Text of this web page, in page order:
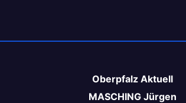
Oberpfalz Aktuell
MASCHING Jürgen